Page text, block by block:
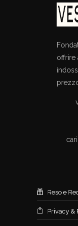
offrire
Reso e
Privacy &